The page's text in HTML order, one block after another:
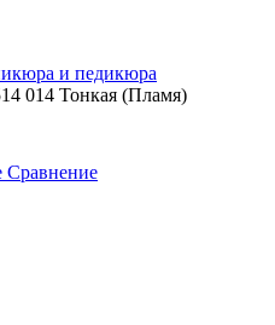
и педикюра
014 Тонкая (Пламя)
Сравнение